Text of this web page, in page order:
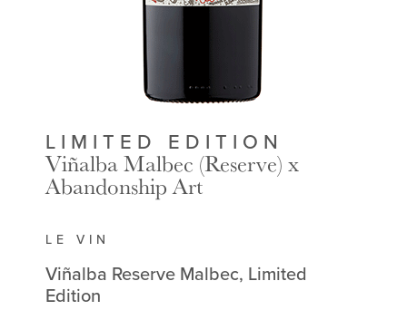
LIMITED EDITION
Viñalba Malbec (Reserve) x
Abandonship Art
LE VIN
Viñalba Reserve Malbec, Limited
Edition